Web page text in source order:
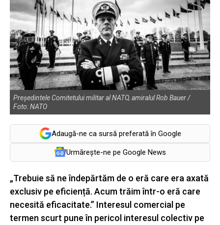
Președintele Comitetului militar al NATO, amiralul Rob Bauer /
Foto: NATO
Adaugă-ne ca sursă preferată în Google
Urmărește-ne pe Google News
„Trebuie să ne îndepărtăm de o eră care era axată
exclusiv pe eficiență. Acum trăim într-o eră care
necesită eficacitate.” Interesul comercial pe
termen scurt pune în pericol interesul colectiv pe